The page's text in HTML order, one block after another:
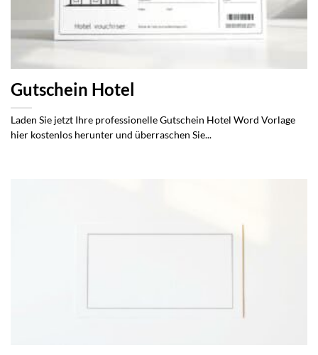
Gutschein Hotel
Laden Sie jetzt Ihre professionelle Gutschein Hotel Word Vorlage
hier kostenlos herunter und überraschen Sie...